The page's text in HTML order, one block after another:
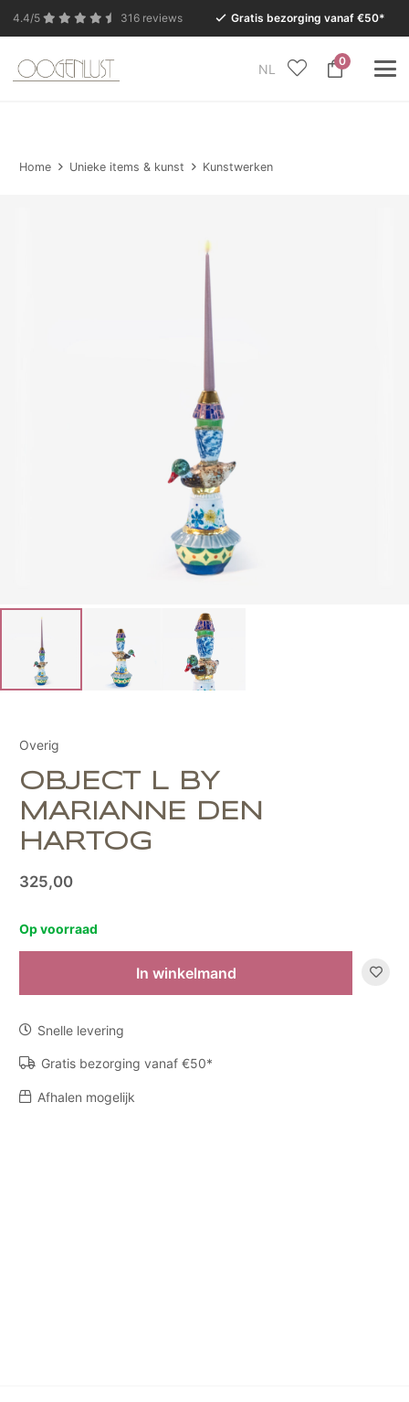
4.4/5 316 reviews Gratis bezorging vanaf €50*
NL
0
In verband met de zomervakantie is onze Conceptstore
Home Unieke items & kunst Kunstwerken
Overig
OBJECT L BY
MARIANNE DEN
HARTOG
325,00
Op voorraad
by
Marianne
den
aantal
In winkelmand
Snelle levering
Gratis bezorging vanaf €50*
Afhalen mogelijk